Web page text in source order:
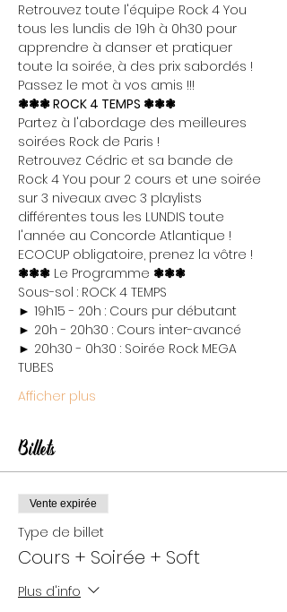
Retrouvez toute l'équipe Rock 4 You
tous les lundis de 19h à 0h30 pour
apprendre à danser et pratiquer
toute la soirée, à des prix sabordés !
Passez le mot à vos amis !!!
❃❃❃ ROCK 4 TEMPS ❃❃❃
Partez à l'abordage des meilleures
soirées Rock de Paris !
Retrouvez Cédric et sa bande de
Rock 4 You pour 2 cours et une soirée
sur 3 niveaux avec 3 playlists
différentes tous les LUNDIS toute
l'année au Concorde Atlantique !
ECOCUP obligatoire, prenez la vôtre !
❃❃❃ Le Programme ❃❃❃
Sous-sol : ROCK 4 TEMPS
► 19h15 - 20h : Cours pur débutant
► 20h - 20h30 : Cours inter-avancé
► 20h30 - 0h30 : Soirée Rock MEGA
TUBES
Afficher plus
Billets
Vente expirée
Type de billet
Cours + Soirée + Soft
Plus d'info